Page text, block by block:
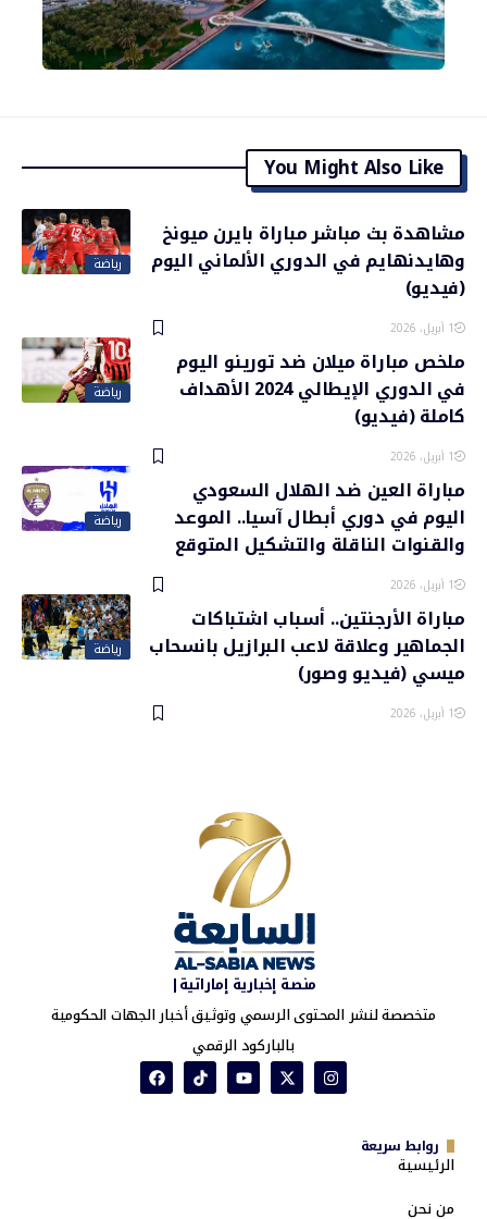
You Might Also Like
رياضة
مشاهدة بث مباشر مباراة بايرن ميونخ
وهايدنهايم في الدوري الألماني اليوم
(فيديو)
1 أبريل، 2026
رياضة
ملخص مباراة ميلان ضد تورينو اليوم
في الدوري الإيطالي 2024 الأهداف
كاملة (فيديو)
1 أبريل، 2026
رياضة
مباراة العين ضد الهلال السعودي
اليوم في دوري أبطال آسيا.. الموعد
والقنوات الناقلة والتشكيل المتوقع
1 أبريل، 2026
رياضة
مباراة الأرجنتين.. أسباب اشتباكات
الجماهير وعلاقة لاعب البرازيل بانسحاب
ميسي (فيديو وصور)
1 أبريل، 2026
منصة إخبارية إماراتية|
متخصصة لنشر المحتوى الرسمي وتوثيق أخبار الجهات الحكومية
بالباركود الرقمي
روابط سريعة
الرئيسية
من نحن